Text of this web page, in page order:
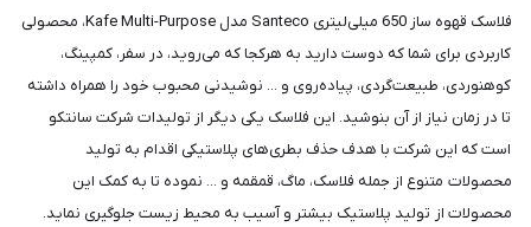
فلاسک قهوه ساز 650 میلی‌لیتری Santeco مدل Kafe Multi-Purpose، محصولی
کاربردی برای شما که دوست دارید به هرکجا که می‌روید، در سفر، کمپینگ،
کوهنوردی، طبیعت‌گردی، پیاده‌روی و ... نوشیدنی محبوب خود را همراه داشته
تا در زمان نیاز از آن بنوشید. این فلاسک یکی دیگر از تولیدات شرکت سانتکو
است که این شرکت با هدف حذف بطری‌های پلاستیکی اقدام به تولید
محصولات متنوع از جمله فلاسک، ماگ، قمقمه و ... نموده تا به کمک این
محصولات از تولید پلاستیک بیشتر و آسیب به محیط زیست جلوگیری نماید.